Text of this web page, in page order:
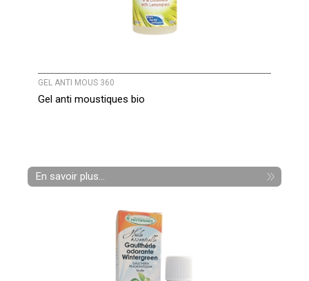
GEL ANTI MOUS 360
Gel anti moustiques bio
En savoir plus...